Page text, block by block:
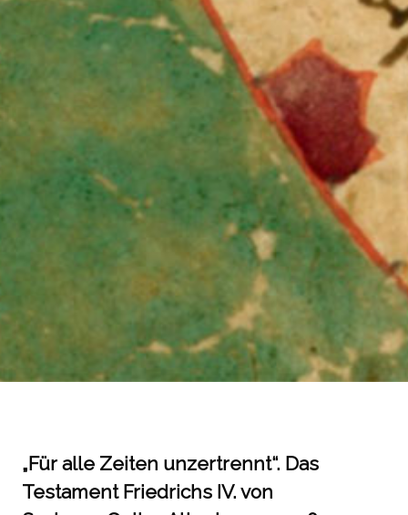
„Für alle Zeiten unzertrennt“. Das
Testament Friedrichs IV. von